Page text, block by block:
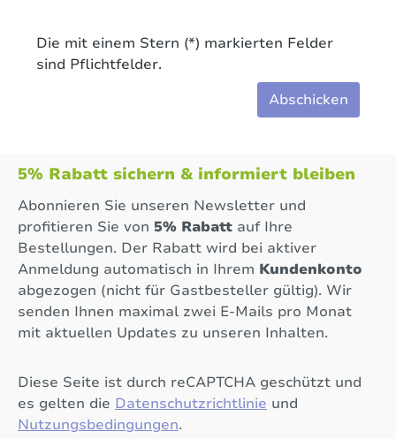
Die mit einem Stern (*) markierten Felder
sind Pflichtfelder.
Abschicken
5% Rabatt sichern & informiert bleiben
Abonnieren Sie unseren Newsletter und
profitieren Sie von 5% Rabatt auf Ihre
Bestellungen. Der Rabatt wird bei aktiver
Anmeldung automatisch in Ihrem Kundenkonto
abgezogen (nicht für Gastbesteller gültig). Wir
senden Ihnen maximal zwei E-Mails pro Monat
mit aktuellen Updates zu unseren Inhalten.
Diese Seite ist durch reCAPTCHA geschützt und
es gelten die Datenschutzrichtlinie und
Nutzungsbedingungen.